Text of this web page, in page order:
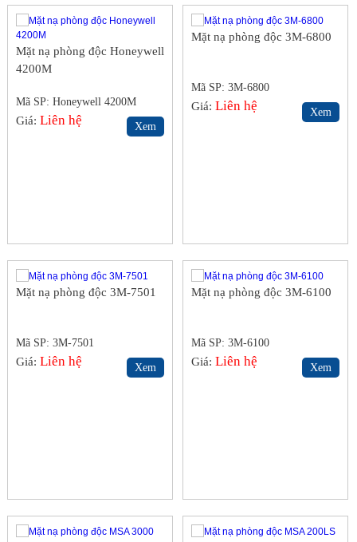
Mặt nạ phòng độc Honeywell
4200M
Mã SP: Honeywell 4200M
Giá:Liên hệ Xem
Mặt nạ phòng độc 3M-6800
Mã SP: 3M-6800
Giá:Liên hệ Xem
Mặt nạ phòng độc 3M-7501
Mã SP: 3M-7501
Giá:Liên hệ Xem
Mặt nạ phòng độc 3M-6100
Mã SP: 3M-6100
Giá:Liên hệ Xem